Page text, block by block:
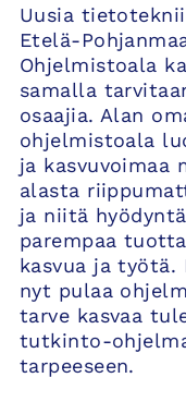
Uusia
Etelä-
Ohjelmistoala
samalla
osaajia. Alan
ohjelmistoala
ja kasvuvoimaa
alasta
ja niitä
parempaa
kasvua ja
nyt pulaa
tarve kasvaa
tutkinto-
tarpeeseen.